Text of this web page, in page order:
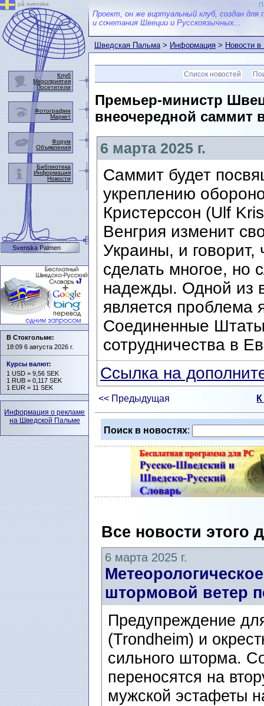
Проект, он же виртуальный клуб, создан для
и сочетания Швеции и Русскоязычных...
Шведская Пальма>Информация>Новости
Список новостей
Премьер-министр
внеочередной саммит
6 марта 2025 г.
Саммит будет
укреплению
Кристерссон (Ulf
Венгрия изменит
Украины, и говорит,
сделать многое, но
надежды. Одной из
является проблема
Соединенные Штаты
сотрудничества в
Ссылка на
<< Предыдущая
Поиск в новостях:
Все новости этого
6 марта 2025 г.
штормовой ветер
Предупреждение
(Trondheim) и
сильного шторма.
переносятся на
мужской эстафеты
på svenska
Клуб
Мероприятия
Посетители
Фотографии
Маркет
Форум
Объявления
Библиотека
Информация
Новости
Svenska Palmen
В Стокгольме:
18:09 6 августа 2026 г.
Курсы валют:
1 USD = 9,56 SEK
1 RUB = 0,117 SEK
1 EUR = 11 SEK
Информация о рекламе
на Шведской Пальме